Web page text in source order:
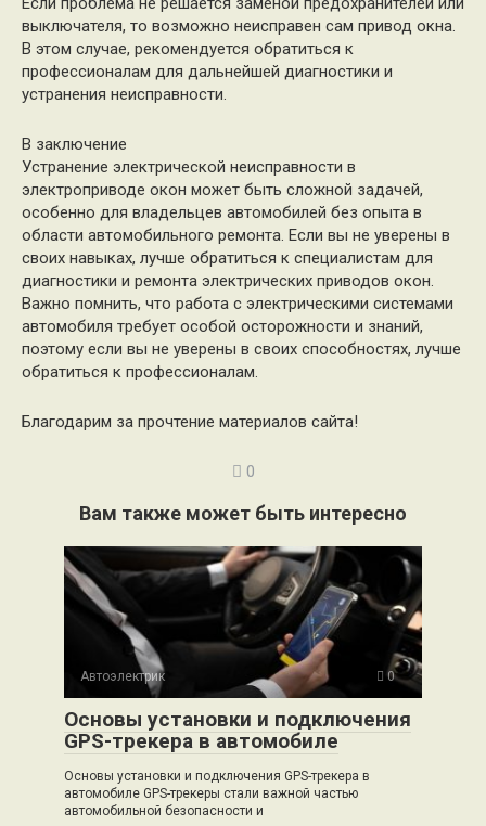
выключателя, то возможно неисправен сам привод окна.
В этом случае, рекомендуется обратиться к
профессионалам для дальнейшей диагностики и
устранения неисправности.
В заключение
Устранение электрической неисправности в
электроприводе окон может быть сложной задачей,
особенно для владельцев автомобилей без опыта в
области автомобильного ремонта. Если вы не уверены в
своих навыках, лучше обратиться к специалистам для
диагностики и ремонта электрических приводов окон.
Важно помнить, что работа с электрическими системами
автомобиля требует особой осторожности и знаний,
поэтому если вы не уверены в своих способностях, лучше
обратиться к профессионалам.
Благодарим за прочтение материалов сайта!
0
Вам также может быть интересно
Автоэлектрик 0
Основы установки и подключения
GPS-трекера в автомобиле
Основы установки и подключения GPS-трекера в
автомобиле GPS-трекеры стали важной частью
автомобильной безопасности и